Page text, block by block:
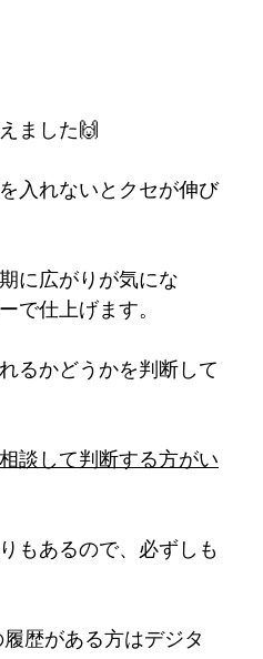
ました🙌
入れないとクセが伸び
に広がりが気にな
で仕上げます。
るかどうかを判断して
談して判断する方がい
もあるので、必ずしも
歴がある方はデジタ